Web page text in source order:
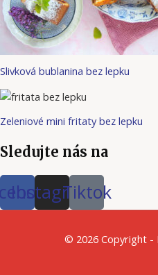
Slivková bublanina bez lepku
Zeleniové mini fritaty bez lepku
Sledujte nás na
Instagram
Tiktok
© 2026 Copyright -